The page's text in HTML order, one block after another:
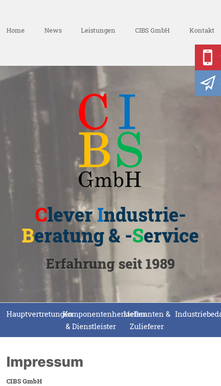
Home News Leistungen CIBS GmbH Kontakt
CleverIndustrie-
Beratung & -Service
Erfahrung seit 1989
HauptvertretungenKomponentenhersteller
& Dienstleister
Lieferanten &
Zulieferer
Impressum
CIBS GmbH